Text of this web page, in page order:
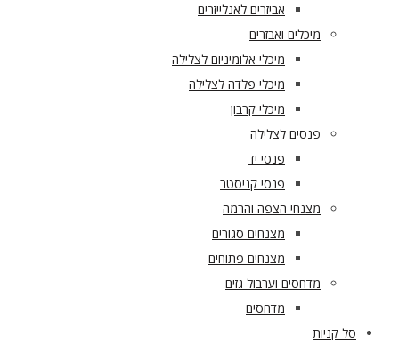
אביזרים לאנלייזרים
מיכלים ואבזרים
מיכלי אלומיניום לצלילה
מיכלי פלדה לצלילה
מיכלי קרבון
פנסים לצלילה
פנסי יד
פנסי קניסטר
מצנחי הצפה והרמה
מצנחים סגורים
מצנחים פתוחים
מדחסים וערבול גזים
מדחסים
סל קניות